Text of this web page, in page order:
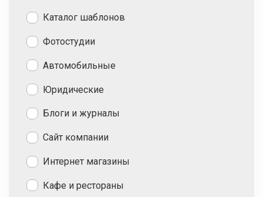
Каталог шаблонов
Фотостудии
Автомобильные
Юридические
Блоги и журналы
Сайт компании
Интернет магазины
Кафе и рестораны